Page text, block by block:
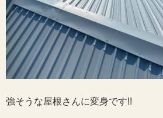
強そうな屋根さんに変身です!!